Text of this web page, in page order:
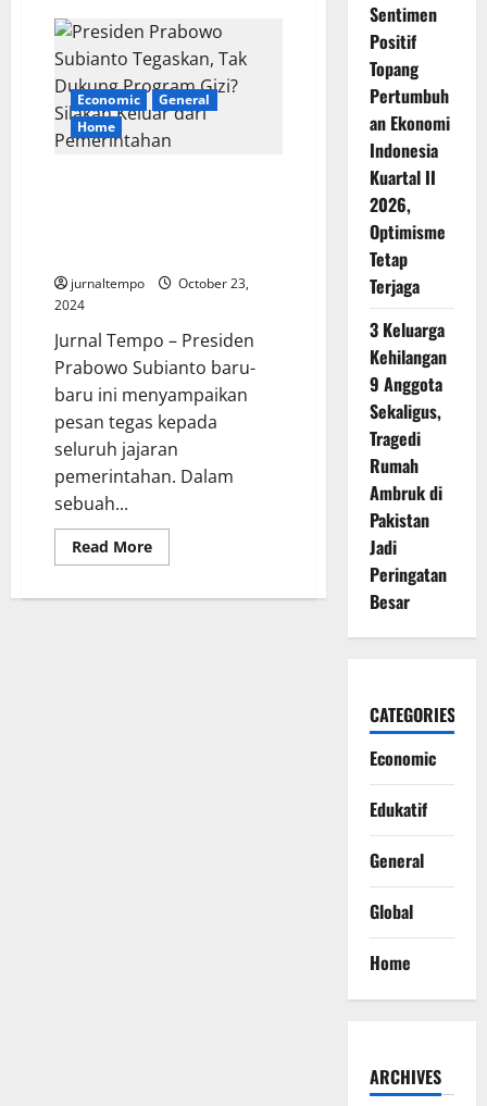
Resmi
Terkirim
kepada
DPR,
Presiden
Prabowo
Subianto
Tunjuk
Mochamad
Economic
General
Home
jurnaltempo
October 23,
2024
Jurnal Tempo – Presiden
Prabowo Subianto baru-
baru ini menyampaikan
pesan tegas kepada
seluruh jajaran
pemerintahan. Dalam
sebuah...
Read MoreRead
more
Prabowo
Sentimen
Positif
Topang
Pertumbuh
an Ekonomi
Indonesia
Kuartal II
2026,
Optimisme
Tetap
Terjaga
3 Keluarga
Kehilangan
9 Anggota
Sekaligus,
Tragedi
Rumah
Ambruk di
Pakistan
Jadi
Peringatan
Besar
CATEGORIES
Economic
Edukatif
General
Global
Home
ARCHIVES